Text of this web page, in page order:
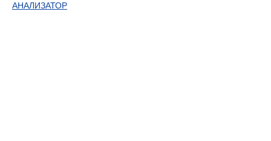
АНАЛИЗАТОР